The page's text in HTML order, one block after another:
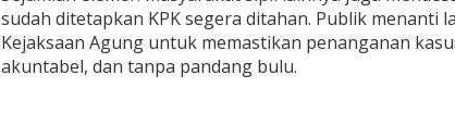
sudah ditetapkan KPK segera ditahan. Publik menanti
Kejaksaan Agung untuk memastikan penanganan
akuntabel, dan tanpa pandang bulu.